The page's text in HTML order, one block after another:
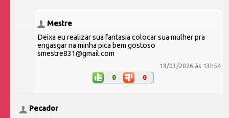
Mestre
Deixa eu realizar sua fantasia colocar sua mulher pra
engasgar na minha pica bem gostoso
smestre831@gmail.com
18/03/2026 às 13h54
0 0
Pecador